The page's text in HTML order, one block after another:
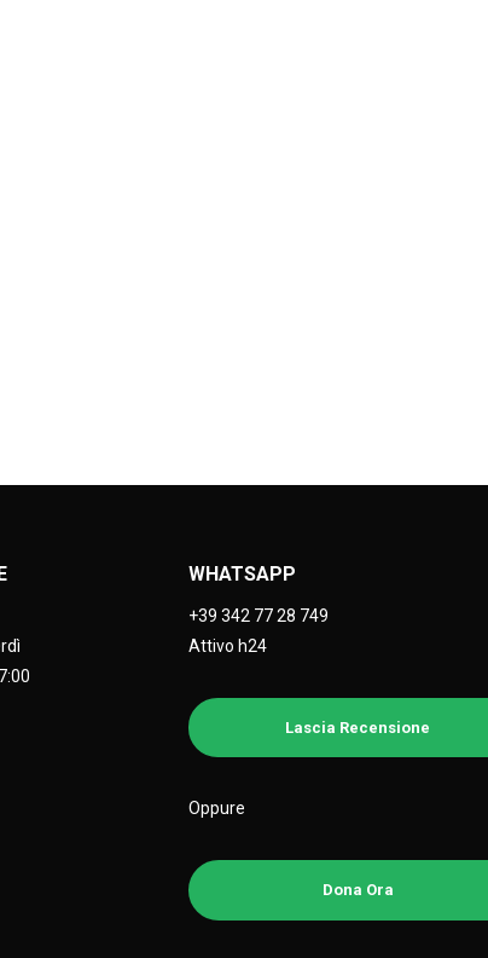
WHATSAPP
+39 342 77 28 749
Attivo h24
Lascia Recensione
Oppure
Dona Ora